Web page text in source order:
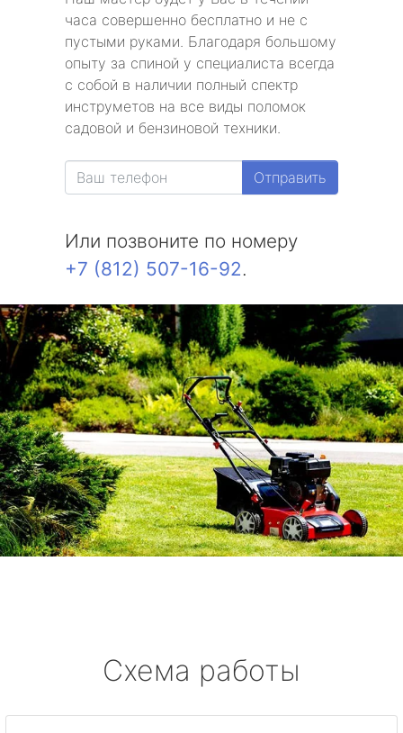
часа совершенно бесплатно и не с
пустыми руками. Благодаря большому
опыту за спиной у специалиста всегда
с собой в наличии полный спектр
инструметов на все виды поломок
садовой и бензиновой техники.
Отправить
Или позвоните по номеру
+7 (812) 507-16-92.
Схема работы